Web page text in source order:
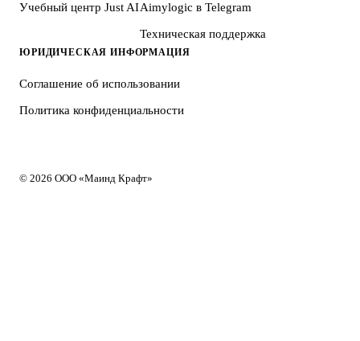
Учебный центр Just AIAimylogic в Telegram
Техническая поддержка
ЮРИДИЧЕСКАЯ ИНФОРМАЦИЯ
Соглашение об использовании
Политика конфиденциальности
© 2026 ООО «Маинд Крафт»